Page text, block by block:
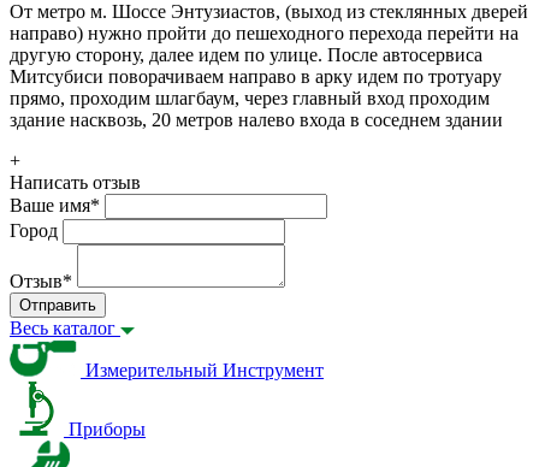
От метро м. Шоссе Энтузиастов, (выход из стеклянных дверей
направо) нужно пройти до пешеходного перехода перейти на
другую сторону, далее идем по улице. После автосервиса
Митсубиси поворачиваем направо в арку идем по тротуару
прямо, проходим шлагбаум, через главный вход проходим
здание насквозь, 20 метров налево входа в соседнем здании
+
Написать отзыв
Ваше имя*
Город
Отзыв*
Отправить
Весь каталог
Измерительный Инструмент
Приборы